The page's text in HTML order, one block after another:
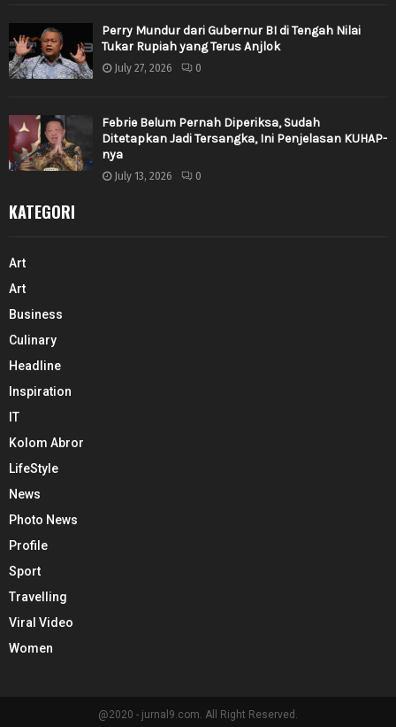
Perry Mundur dari Gubernur BI di Tengah Nilai
Tukar Rupiah yang Terus Anjlok
July 27, 2026 0
Febrie Belum Pernah Diperiksa, Sudah
Ditetapkan Jadi Tersangka, Ini Penjelasan KUHAP-
nya
July 13, 2026 0
KATEGORI
Art
Art
Business
Culinary
Headline
Inspiration
IT
Kolom Abror
LifeStyle
News
Photo News
Profile
Sport
Travelling
Viral Video
Women
@2020 - jurnal9.com. All Right Reserved.